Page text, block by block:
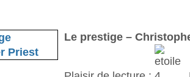
Le prestige –